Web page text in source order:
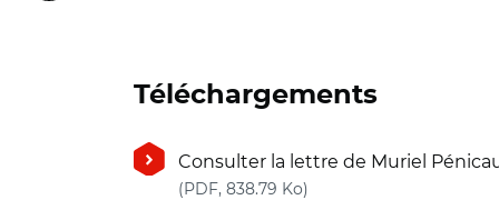
Téléchargements
Consulter la lettre de Muriel
(PDF, 838.79 Ko)